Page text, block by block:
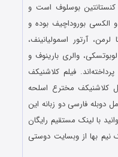
کنستانتین بوسلوف است و
الکسی بوروداچیف بوده و
آرتور اسمولیانینف،
والری بارینوف و
فیلم کلاشنیکف
کلاشنیکف مخترع اسلحه
فارسی دو زبانه این
با لینک مستقیم رایگان
نیم بها از وبسایت دوستی